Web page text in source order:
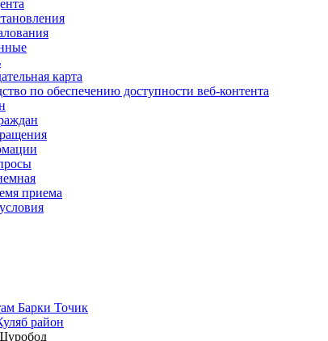
карта
по обеспечению доступности веб-контента
приема
Барки Точик
район